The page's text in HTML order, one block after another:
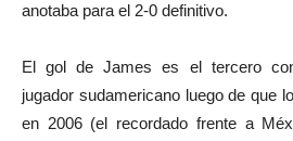
anotaba para el 2-0 definitivo.
El gol de James es el tercero
jugador sudamericano luego de que
en 2006 (el recordado frente a